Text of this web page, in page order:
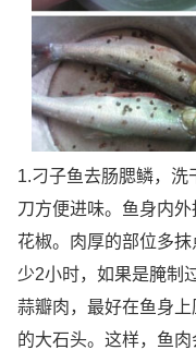
1.刁子鱼去肠腮鳞，
刀方便进味。鱼身内外
花椒。肉厚的部位多
少2小时，如果是腌制
蒜瓣肉，最好在鱼身
的大石头。这样，鱼肉